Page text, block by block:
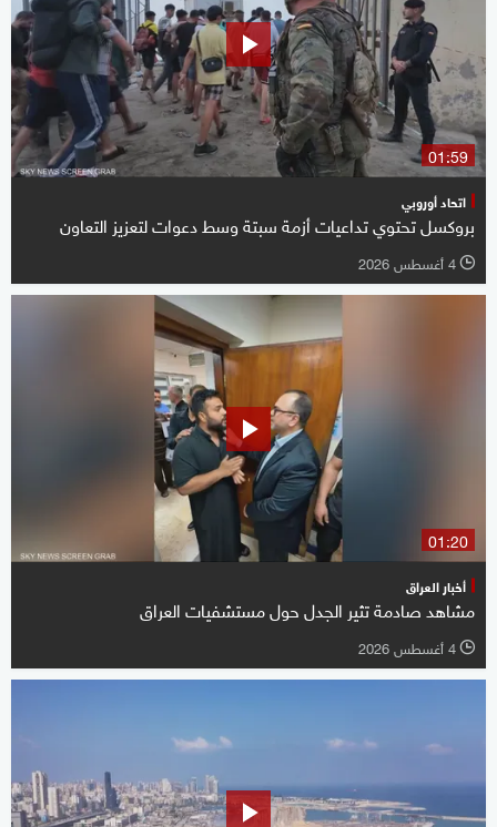
01:59
اتحاد أوروبي
بروكسل تحتوي تداعيات أزمة سبتة وسط دعوات لتعزيز التعاون
l 4 أغسطس 2026
01:20
أخبار العراق
مشاهد صادمة تثير الجدل حول مستشفيات العراق
l 4 أغسطس 2026